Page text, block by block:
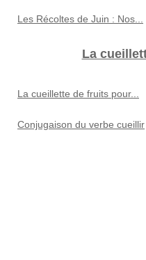
Les Récoltes de Juin : Nos...
La
La cueillette de fruits pour...
Conjugaison du verbe cueillir